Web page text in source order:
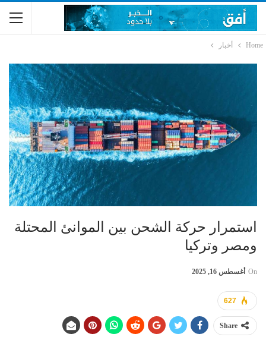
Home أخبار
استمرار حركة الشحن بين الموانئ المحتلة
ومصر وتركيا
On أغسطس 16, 2025
627
Share